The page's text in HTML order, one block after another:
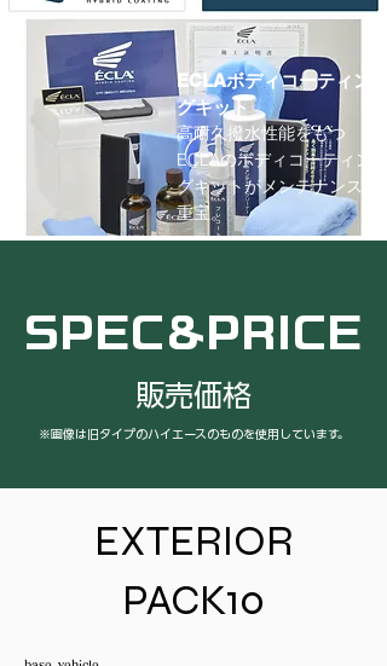
ECLAボディコーティン
グキット
高耐久撥水性能をもつ
ECLAのボディコーティン
グキットがメンテナンスに
重宝。
SPEC&PRICE
​販売価格
※画像は旧タイプのハイエースのものを使用しています。
EXTERIOR
PACK10